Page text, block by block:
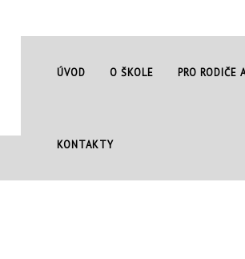
ÚVOD O ŠKOLE PRO RODIČE
KONTAKTY